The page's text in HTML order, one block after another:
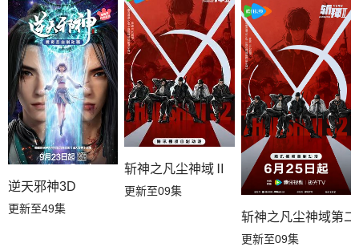
逆天邪神3D
更新至49集
斩神之凡尘神域Ⅱ
更新至09集
斩神之凡尘神域第二
更新至09集